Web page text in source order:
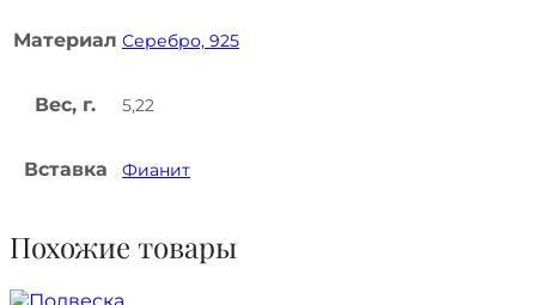
Материал Серебро, 925
Вес, г. 5,22
Вставка Фианит
Похожие товары